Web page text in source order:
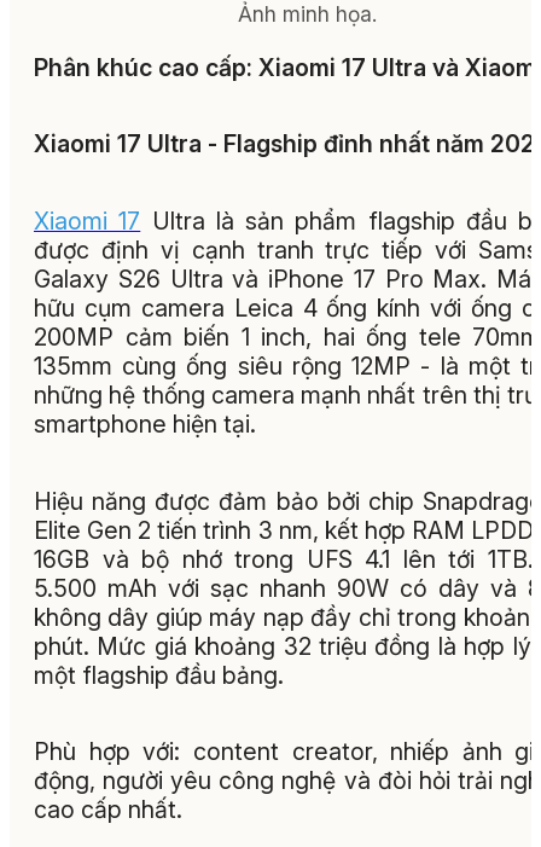
Ảnh minh họa.
Phân khúc cao cấp: Xiaomi 17 Ultra và
Xiaomi 17 Ultra - Flagship đỉnh nhất năm
Xiaomi 17 Ultra là sản phẩm flagship đầu
được định vị cạnh tranh trực tiếp với
Galaxy S26 Ultra và iPhone 17 Pro Max.
hữu cụm camera Leica 4 ống kính với ống
200MP cảm biến 1 inch, hai ống tele
135mm cùng ống siêu rộng 12MP - là một
những hệ thống camera mạnh nhất trên thị
smartphone hiện tại.
Hiệu năng được đảm bảo bởi chip
Elite Gen 2 tiến trình 3 nm, kết hợp RAM
16GB và bộ nhớ trong UFS 4.1 lên tới 1TB.
5.500 mAh với sạc nhanh 90W có dây và
không dây giúp máy nạp đầy chỉ trong
phút. Mức giá khoảng 32 triệu đồng là hợp lý
một flagship đầu bảng.
Phù hợp với: content creator, nhiếp ảnh
động, người yêu công nghệ và đòi hỏi trải
cao cấp nhất.